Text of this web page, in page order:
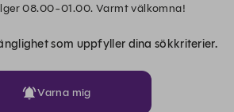
08.00-01.00. Varmt välkomna!
som uppfyller dina sökkriterier.
Varna mig